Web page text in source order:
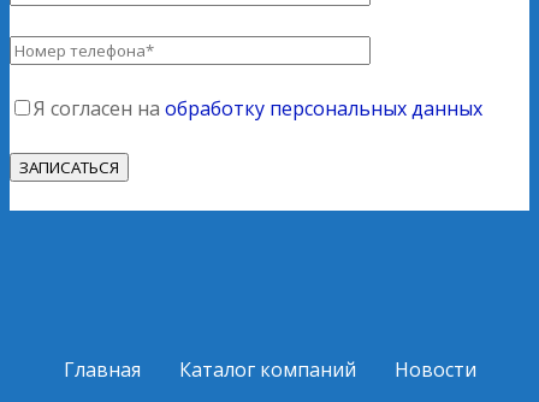
Я согласен на обработку персональных данных
Главная Каталог компаний
Новости